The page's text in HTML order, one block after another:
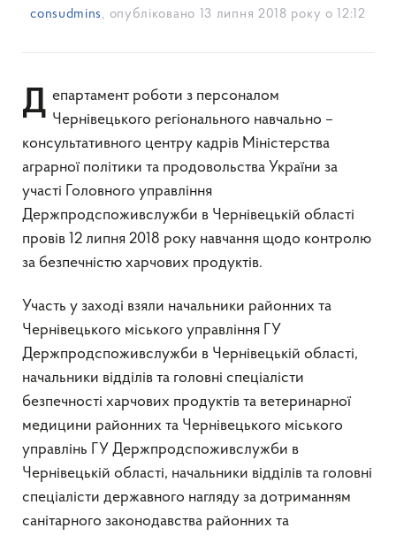
consudmins , опубліковано 13 липня 2018 року о 12:12
Департамент роботи з персоналом Чернівецького регіонального навчально –
консультативного центру кадрів Міністерства
аграрної політики та продовольства України за
участі Головного управління
Держпродспоживслужби в Чернівецькій області
провів 12 липня 2018 року навчання щодо контролю
за безпечністю харчових продуктів.
Участь у заході взяли начальники районних та
Чернівецького міського управління ГУ
Держпродспоживслужби в Чернівецькій області,
начальники відділів та головні спеціалісти
безпечності харчових продуктів та ветеринарної
медицини районних та Чернівецького міського
управлінь ГУ Держпродспоживслужби в
Чернівецькій області, начальники відділів та головні
спеціалісти державного нагляду за дотриманням
санітарного законодавства районних та